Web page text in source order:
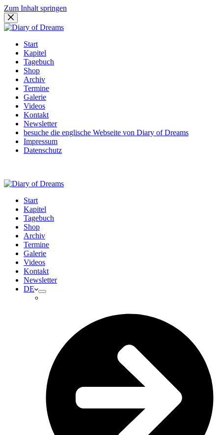
Zum Inhalt springen
Start
Kapitel
Tagebuch
Shop
Archiv
Termine
Galerie
Videos
Kontakt
Newsletter
besuche die englische Webseite von Diary of Dreams
Impressum
Datenschutz
Start
Kapitel
Tagebuch
Shop
Archiv
Termine
Galerie
Videos
Kontakt
Newsletter
DE